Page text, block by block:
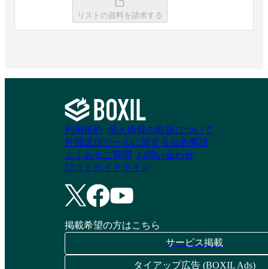
LimelightのQoo10広
フォロワー1万人つ
STORYX 採用
Instagram運用支援サ
資料請求リストに追加
シェアコトのSNS運
用サービス
SNS ONE MATCH
いえらぶクリエイタ
リストの資料を請求する
利用規約 個人情報の取扱について
外部送信ツールに関する公表事項
よくあるご質問
お問い合わせ
口コミガイドライン
掲載希望の方はこちら
サービス掲載
タイアップ広告 (BOXIL Ads)